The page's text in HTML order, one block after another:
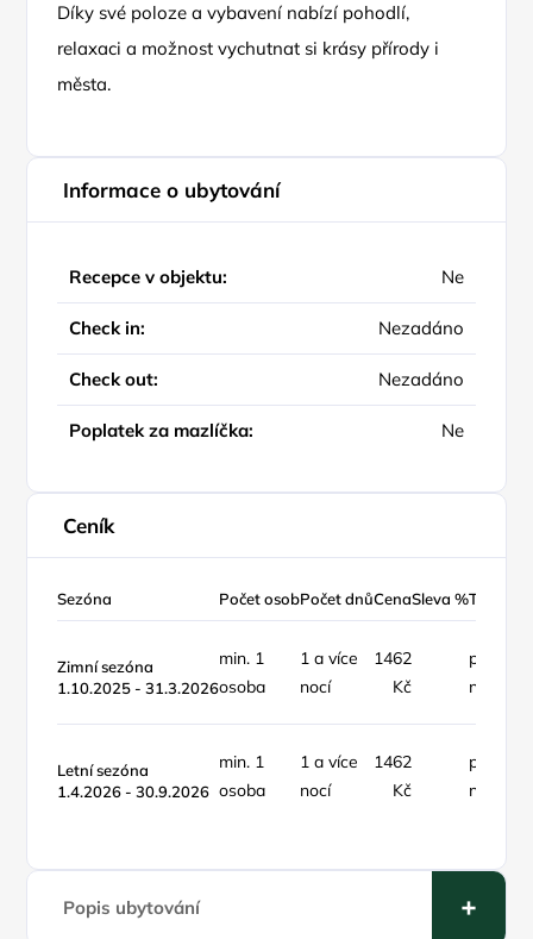
Díky své poloze a vybavení nabízí pohodlí,
relaxaci a možnost vychutnat si krásy přírody i
města.
Informace o ubytování
Recepce v objektu: Ne
Check in: Nezadáno
Check out: Nezadáno
Poplatek za mazlíčka: Ne
Ceník
Sezóna Počet osobPočet dnůCenaSleva %Typ ceny
Zimní sezóna
1.10.2025 - 31.3.2026
min. 1
osoba
1 a více
nocí
1462
Kč
pokoj /
noc
Letní sezóna
1.4.2026 - 30.9.2026
min. 1
osoba
1 a více
nocí
1462
Kč
pokoj /
noc
Popis ubytování